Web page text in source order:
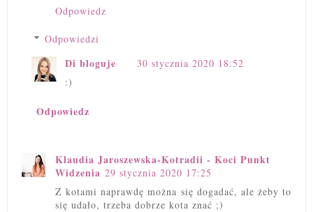
Odpowiedz
Odpowiedzi
Di bloguje
30 stycznia 2020 18:52
:)
Odpowiedz
Klaudia Jaroszewska-Kotradii - Koci Punkt
Widzenia 29 stycznia 2020 17:25
Z kotami naprawdę można się dogadać, ale żeby to
się udało, trzeba dobrze kota znać ;)